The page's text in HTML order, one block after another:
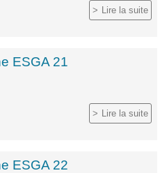
Lire la suite
ESGA 21
Lire la suite
ESGA 22